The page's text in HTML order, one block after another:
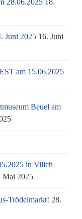
Juni 2025 16. Juni
am 15.06.2025
Beuel am
in Vilich
Mai 2025
Trödelmarkt! 28.